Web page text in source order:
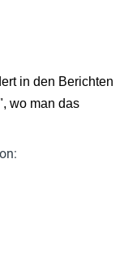
in den Berichten
wo man das